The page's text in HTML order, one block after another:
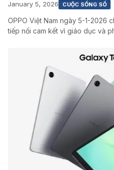
January 5, 2026 CUỘC SỐNG SỐ
OPPO Việt Nam ngày 5-1-2026
tiếp nối cam kết vì giáo dục và